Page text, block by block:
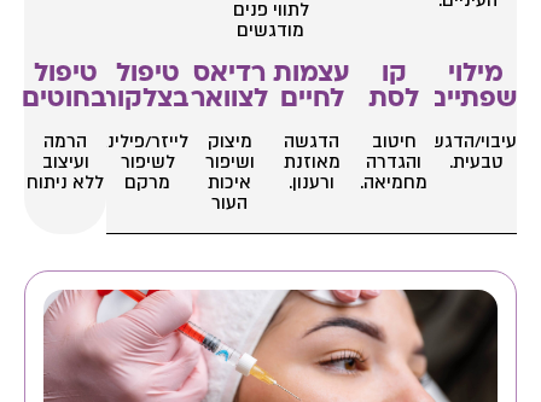
לתווי פנים
מודגשים
מילוי
שפתיים
עיבוי/הדגשה
טבעית.
קו
לסת
חיטוב
והגדרה
מחמיאה.
עצמות
לחיים
הדגשה
מאוזנת
ורענון.
רדיאס
לצוואר
מיצוק
ושיפור
איכות
העור
טיפול
בצלקות
לייזר/פילינג
לשיפור
מרקם
טיפול
בחוטים
הרמה
ועיצוב
ללא ניתוח